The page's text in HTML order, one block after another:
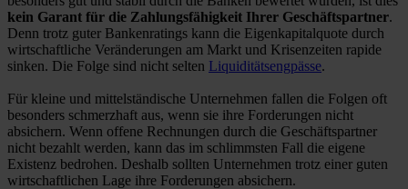
kein Garant für die Zahlungsfähigkeit Ihrer Geschäftspartner.
Denn trotz guter Bankenratings kann die Eigenkapitalquote durch
wirtschaftliche Veränderungen am Markt und Krisenzeiten rapide
sinken. Die Folge sind nicht selten Liquiditätsengpässe.
Für kleine und mittelständische Unternehmen fallen die Folgen oft
besonders schmerzhaft aus, wenn sie ihre Forderungen nicht
absichern. Wenn offene Rechnungen durch die Geschäftspartner
nicht bezahlt werden, kann das im schlimmsten Fall die eigene
Existenz bedrohen. Deshalb sollten Unternehmen trotz einer guten
wirtschaftlichen Lage ihre Forderungen absichern.